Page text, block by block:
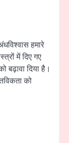
हमारे
में दिए गए
बढ़ावा दिया है।
को